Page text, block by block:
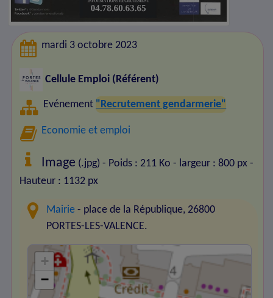
mardi 3 octobre 2023
Cellule Emploi (Référent)
Evénement "Recrutement gendarmerie"
Economie et emploi
Image (.jpg) - Poids : 211 Ko - largeur : 800 px -
Hauteur : 1132 px
Mairie - place de la République, 26800
PORTES-LES-VALENCE.
+
−